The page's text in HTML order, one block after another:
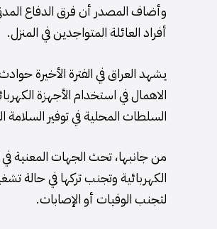
وأضاف المصدر أن فرق الدفاع
أفراد العائلة المتواجدين في المنزل.
يشهد العراق في الفترة الأخيرة
الاهمال في استخدام الأجهزة
السلطات المحلية في توفير السلامة
من جانبها، تحث الجهات المعنية في
الكهربائية وتجنب تركها في حالة
لتجنب الوفيات أو الإصابات.